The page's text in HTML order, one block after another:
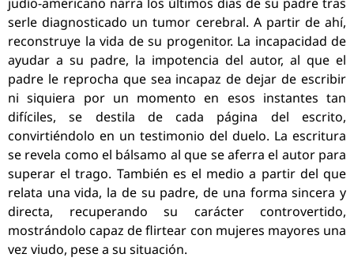
judío-americano narra los últimos días de su padre tras
serle diagnosticado un tumor cerebral. A partir de ahí,
reconstruye la vida de su progenitor. La incapacidad de
ayudar a su padre, la impotencia del autor, al que el
padre le reprocha que sea incapaz de dejar de escribir
ni siquiera por un momento en esos instantes tan
difíciles, se destila de cada página del escrito,
convirtiéndolo en un testimonio del duelo. La escritura
se revela como el bálsamo al que se aferra el autor para
superar el trago. También es el medio a partir del que
relata una vida, la de su padre, de una forma sincera y
directa, recuperando su carácter controvertido,
mostrándolo capaz de flirtear con mujeres mayores una
vez viudo, pese a su situación.